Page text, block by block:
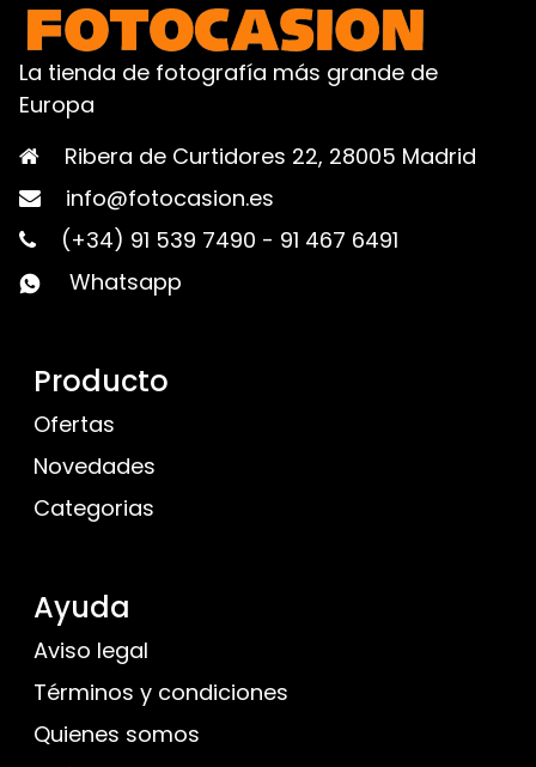
La tienda de fotografía más grande de
Europa
Ribera de Curtidores 22, 28005 Madrid
info@fotocasion.es
(+34) 91 539 7490 - 91 467 6491
Whatsapp
Producto
Ofertas
Novedades
Categorias
Ayuda
Aviso legal
Términos y condiciones
Quienes somos